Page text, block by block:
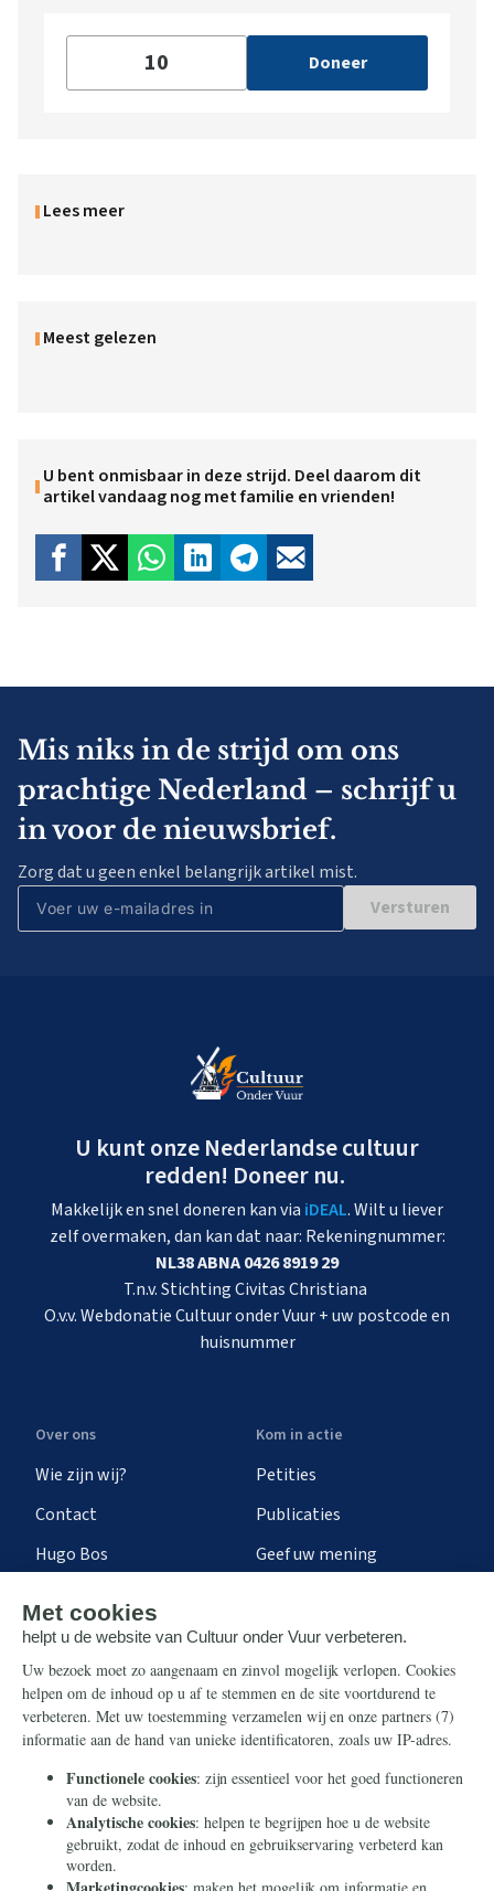
Doneer
Lees meer
Meest gelezen
U bent onmisbaar in deze strijd. Deel daarom dit
artikel vandaag nog met familie en vrienden!
Mis niks in de strijd om ons
prachtige Nederland – schrijf u
in voor de nieuwsbrief.
Zorg dat u geen enkel belangrijk artikel mist.
Versturen
U kunt onze Nederlandse cultuur
redden! Doneer nu.
Makkelijk en snel doneren kan via iDEAL. Wilt u liever
zelf overmaken, dan kan dat naar: Rekeningnummer:
NL38 ABNA 0426 8919 29
T.n.v. Stichting Civitas Christiana
O.v.v. Webdonatie Cultuur onder Vuur + uw postcode en
huisnummer
Over ons
Wie zijn wij?
Contact
Hugo Bos
Kom in actie
Petities
Publicaties
Geef uw mening
Steun ons
Nieuwsbrief
Eenmalig
Maandelijks
Periodiek
Nalaten
Info
Contact
Ontvang onze Telegram-
berichten